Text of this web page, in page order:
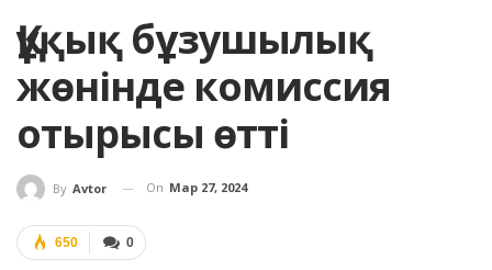
Құқық бұзушылық
жөнінде комиссия
отырысы өтті
By Avtor On Мар 27, 2024
0
650